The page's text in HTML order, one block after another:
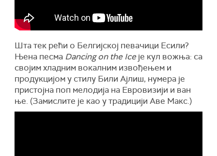
Шта тек рећи о Белгијској певачици Есили?
Њена песма Dancing on the Iceје кул вожња: са
својим хладним вокалним извођењем и
продукцијом у стилу Били Ајлиш, нумера је
пристојна поп мелодија на Евровизији и ван
ње. (Замислите је као у традицији Аве Макс.)